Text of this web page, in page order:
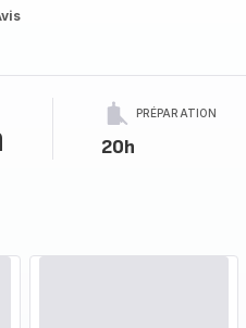
PRÉPARATION
20h